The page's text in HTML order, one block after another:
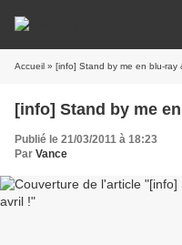
Accueil » [info] Stand by me en blu-ray
[info] Stand by me
Publié le 21/03/2011 à 18:23
Par Vance